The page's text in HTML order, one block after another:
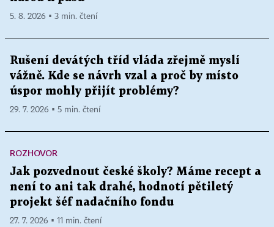
5. 8. 2026 ▪ 3 min. čtení
Rušení devátých tříd vláda zřejmě myslí
vážně. Kde se návrh vzal a proč by místo
úspor mohly přijít problémy?
29. 7. 2026 ▪ 5 min. čtení
ROZHOVOR
Jak pozvednout české školy? Máme recept a
není to ani tak drahé, hodnotí pětiletý
projekt šéf nadačního fondu
27. 7. 2026 ▪ 11 min. čtení